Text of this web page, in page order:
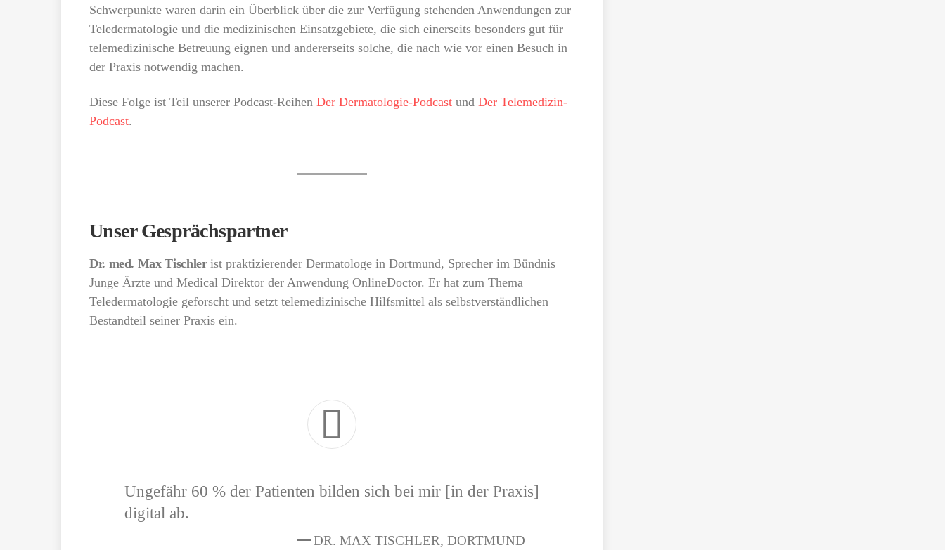
Schwerpunkte waren darin ein Überblick über die zur Verfügung stehenden Anwendungen zur
Teledermatologie und die medizinischen Einsatzgebiete, die sich einerseits besonders gut für
telemedizinische Betreuung eignen und andererseits solche, die nach wie vor einen Besuch in
der Praxis notwendig machen.
Diese Folge ist Teil unserer Podcast-Reihen Der Dermatologie-Podcast und Der Telemedizin-
Podcast.
Unser Gesprächspartner
Dr. med. Max Tischler ist praktizierender Dermatologe in Dortmund, Sprecher im Bündnis
Junge Ärzte und Medical Direktor der Anwendung OnlineDoctor. Er hat zum Thema
Teledermatologie geforscht und setzt telemedizinische Hilfsmittel als selbstverständlichen
Bestandteil seiner Praxis ein.
Ungefähr 60 % der Patienten bilden sich bei mir [in der Praxis]
digital ab.
DR. MAX TISCHLER, DORTMUND